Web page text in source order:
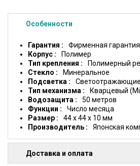
Особенности
Гарантия
Фирменная
Корпус
Полимер
Тип крепления
Полимерный
Стекло
Минеральное
Подсветка
Светоотражающие
Тип механизма
Кварцевый
Водозащита
50 метров
Функции
Число месяца
Размер
44 x 44 x 10 мм
Производитель
Японская
Доставка и оплата